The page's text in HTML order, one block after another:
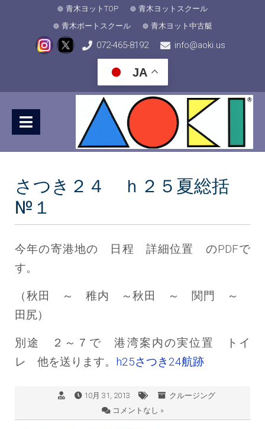
青木ヨットTOP
青木ヨットスクール
青木ボートスクール
青木ヨット中古艇
072-465-8192 info@aoki.us
JA
さつき２４ ｈ２５夏総括
№１
今年の寄港地の 日程 詳細位置 のPDFで
す。
（秋田 ～ 稚内 ～秋田 ～ 関門 ～
田尻）
別途 ２～７で 港湾案内の実位置 トイ
レ 他を送ります。 h25さつき24航跡
10月 31, 2013
クルージング
コメントなし »